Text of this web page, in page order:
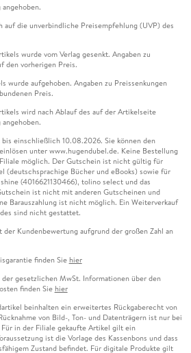
auf die unverbindliche Preisempfehlung (UVP) des
wurde vom Verlag gesenkt. Angaben zu
den vorherigen Preis.
wurde aufgehoben. Angaben zu Preissenkungen
Preis.
wird nach Ablauf des auf der Artikelseite
einschließlich 10.08.2026. Sie können den
unter www.hugendubel.de. Keine Bestellung
möglich. Der Gutschein ist nicht gültig für
(deutschsprachige Bücher und eBooks) sowie für
(4016621130466), tolino select und das
ist nicht mit anderen Gutscheinen und
Barauszahlung ist nicht möglich. Ein Weiterverkauf
sind nicht gestattet.
Kundenbewertung aufgrund der großen Zahl an
finden Sie hier
gesetzlichen MwSt. Informationen über den
finden Sie hier
beinhalten ein erweitertes Rückgaberecht von
von Bild-, Ton- und Datenträgern ist nur bei
in der Filiale gekaufte Artikel gilt ein
ist die Vorlage des Kassenbons und dass
Zustand befindet. Für digitale Produkte gilt